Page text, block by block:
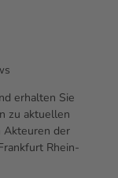
erhalten Sie
zu aktuellen
Akteuren der
Rhein-